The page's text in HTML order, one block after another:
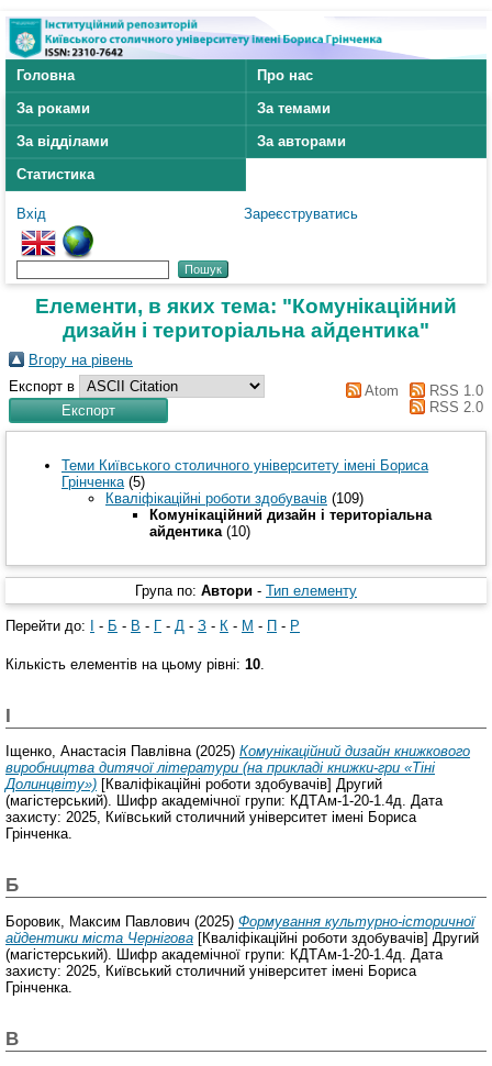
Головна
Про нас
За роками
За темами
За відділами
За авторами
Статистика
Вхід Зареєструватись
Елементи, в яких тема: "Комунікаційний
дизайн і територіальна айдентика"
Вгору на рівень
Експорт в
Atom
RSS 1.0
RSS 2.0
Теми Київського столичного університету імені Бориса
Грінченка (5)
Кваліфікаційні роботи здобувачів (109)
Комунікаційний дизайн і територіальна
айдентика (10)
Група по: Автори - Тип елементу
Перейти до: І - Б - В - Г - Д - З - К - М - П - Р
Кількість елементів на цьому рівні: 10
І
Іщенко, Анастасія Павлівна(2025) Комунікаційний дизайн книжкового
виробництва дитячої літератури (на прикладі книжки-гри «Тіні
Долинцвіту») [Кваліфікаційні роботи здобувачів] Другий
(магістерський). Шифр академічної групи: КДТАм-1-20-1.4д. Дата
захисту: 2025, Київський столичний університет імені Бориса
Грінченка.
Б
Боровик, Максим Павлович (2025) Формування культурно-історичної
айдентики міста Чернігова [Кваліфікаційні роботи здобувачів] Другий
(магістерський). Шифр академічної групи: КДТАм-1-20-1.4д. Дата
захисту: 2025, Київський столичний університет імені Бориса
Грінченка.
В